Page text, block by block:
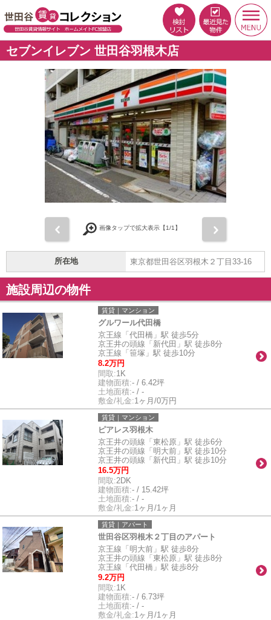
セブンイレブン 世田谷羽根木店
画像タップで拡大表示【1/1】
所在地 東京都世田谷区羽根木２丁目33-16
施設周辺の物件
賃貸｜マンション
グルワール代田橋
京王線「代田橋」駅 徒歩5分
京王井の頭線「新代田」駅 徒歩8分
京王線「笹塚」駅 徒歩10分
8.2万円
間取:1K
建物面積:- / 6.42坪
土地面積:- / -
敷金/礼金:1ヶ月/0万円
賃貸｜マンション
ピアレス羽根木
京王井の頭線「東松原」駅 徒歩6分
京王井の頭線「明大前」駅 徒歩10分
京王井の頭線「新代田」駅 徒歩10分
16.5万円
間取:2DK
建物面積:- / 15.42坪
土地面積:- / -
敷金/礼金:1ヶ月/1ヶ月
賃貸｜アパート
世田谷区羽根木２丁目のアパート
京王線「明大前」駅 徒歩8分
京王井の頭線「東松原」駅 徒歩8分
京王線「代田橋」駅 徒歩8分
9.2万円
間取:1K
建物面積:- / 6.73坪
土地面積:- / -
敷金/礼金:1ヶ月/1ヶ月